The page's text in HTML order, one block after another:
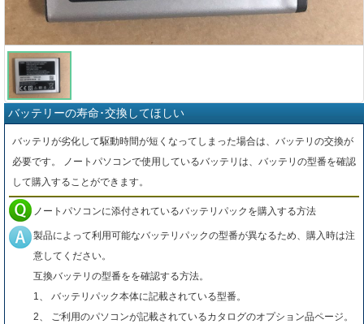
バッテリーの寿命･交換してほしい
バッテリが劣化して駆動時間が短くなってしまった場合は、バッテリの交換が
必要です。 ノートパソコンで使用しているバッテリは、バッテリの型番を確認
して購入することができます。
ノートパソコンに添付されているバッテリパックを購入する方法
製品によって利用可能なバッテリパックの型番が異なるため、購入時は注
意してください。
互換バッテリの型番をを確認する方法。
1、 バッテリパック本体に記載されている型番。
2、 ご利用のパソコンが記載されているカタログのオプション品ページ。